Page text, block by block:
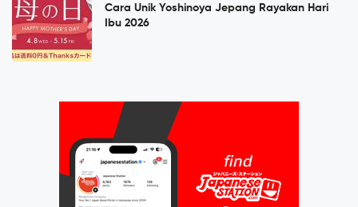
Cara Unik Yoshinoya Jepang Rayakan Hari
Ibu 2026